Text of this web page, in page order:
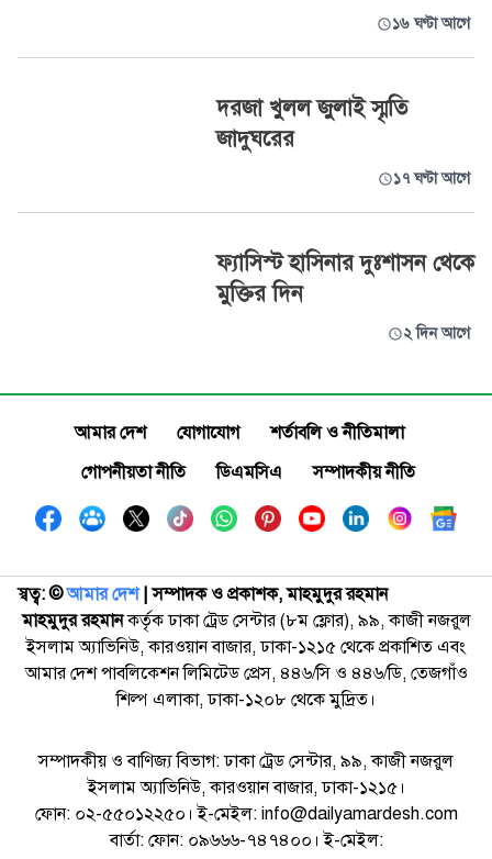
১৬ ঘণ্টা আগে
দরজা খুলল জুলাই স্মৃতি
জাদুঘরের
১৭ ঘণ্টা আগে
ফ্যাসিস্ট হাসিনার দুঃশাসন থেকে
মুক্তির দিন
২ দিন আগে
আমার দেশ যোগাযোগ
শর্তাবলি ও নীতিমালা
গোপনীয়তা নীতি
ডিএমসিএ সম্পাদকীয় নীতি
স্বত্ব: ©️আমার দেশ| সম্পাদক ও প্রকাশক, মাহমুদুর রহমান
মাহমুদুর রহমানকর্তৃক ঢাকা ট্রেড সেন্টার (৮ম ফ্লোর), ৯৯, কাজী নজরুল
ইসলাম অ্যাভিনিউ, কারওয়ান বাজার, ঢাকা-১২১৫ থেকে প্রকাশিত এবং
আমার দেশ পাবলিকেশন লিমিটেড প্রেস, ৪৪৬/সি ও ৪৪৬/ডি, তেজগাঁও
শিল্প এলাকা, ঢাকা-১২০৮ থেকে মুদ্রিত।
সম্পাদকীয় ও বাণিজ্য বিভাগ: ঢাকা ট্রেড সেন্টার, ৯৯, কাজী নজরুল
ইসলাম অ্যাভিনিউ, কারওয়ান বাজার, ঢাকা-১২১৫।
ফোন: ০২-৫৫০১২২৫০। ই-মেইল: info@dailyamardesh.com
বার্তা: ফোন: ০৯৬৬৬-৭৪৭৪০০। ই-মেইল: